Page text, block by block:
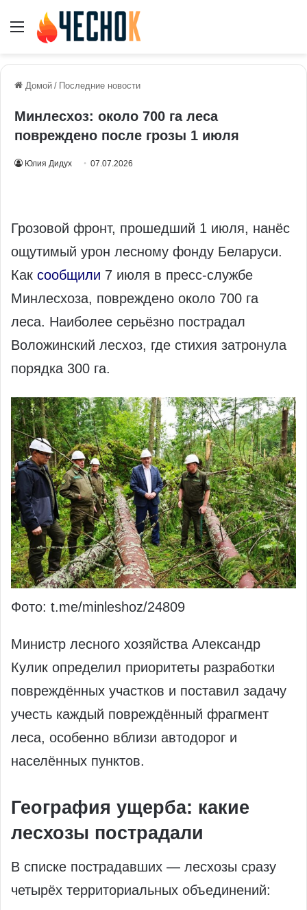
Меню
Домой / Последние новости
Минлесхоз: около 700 га леса
повреждено после грозы 1 июля
Юлия Дидух 07.07.2026
Грозовой фронт, прошедший 1 июля, нанёс
ощутимый урон лесному фонду Беларуси.
Как сообщили 7 июля в пресс-службе
Минлесхоза, повреждено около 700 га
леса. Наиболее серьёзно пострадал
Воложинский лесхоз, где стихия затронула
порядка 300 га.
Фото: t.me/minleshoz/24809
Министр лесного хозяйства Александр
Кулик определил приоритеты разработки
повреждённых участков и поставил задачу
учесть каждый повреждённый фрагмент
леса, особенно вблизи автодорог и
населённых пунктов.
География ущерба: какие
лесхозы пострадали
В списке пострадавших — лесхозы сразу
четырёх территориальных объединений: